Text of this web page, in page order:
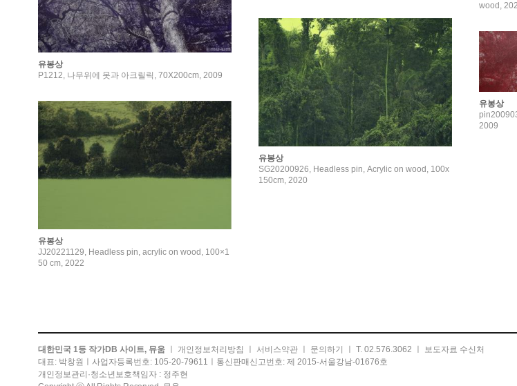
wood,
유봉상
P1212, 나무위에 못과 아크릴릭, 70X200cm, 2009
유봉상
SG20200926, Headless pin, Acrylic on wood, 100x
150cm, 2020
유봉상
2009
유봉상
JJ20221129, Headless pin, acrylic on wood, 100×1
50 cm, 2022
대한민국 1등 작가DB 사이트, 뮤움 개인정보처리방침 서비스약관 문의하기 ㅣ T. 02.576.3062 ㅣ 보도자료 수신처
대표: 박창원ㅣ사업자등록번호: 105-20-79611ㅣ통신판매신고번호: 제 2015-서울강남-01676호
개인정보관리·청소년보호책임자 : 정주현